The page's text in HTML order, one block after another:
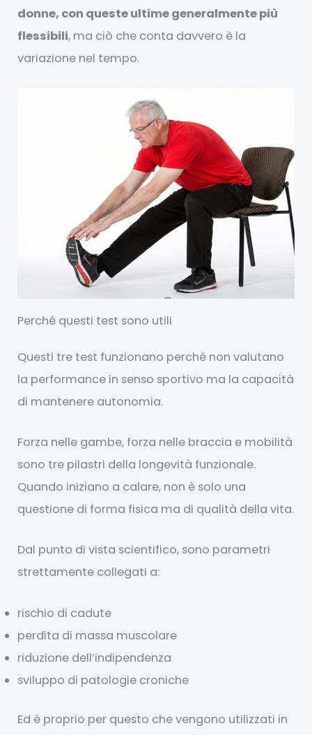
donne, con queste ultime generalmente più
flessibili, ma ciò che conta davvero è la
variazione nel tempo.
Perché questi test sono utili
Questi tre test funzionano perché non valutano
la performance in senso sportivo ma la capacità
di mantenere autonomia.
Forza nelle gambe, forza nelle braccia e mobilità
sono tre pilastri della longevità funzionale.
Quando iniziano a calare, non è solo una
questione di forma fisica ma di qualità della vita.
Dal punto di vista scientifico, sono parametri
strettamente collegati a:
rischio di cadute
perdita di massa muscolare
riduzione dell’indipendenza
sviluppo di patologie croniche
Ed è proprio per questo che vengono utilizzati in